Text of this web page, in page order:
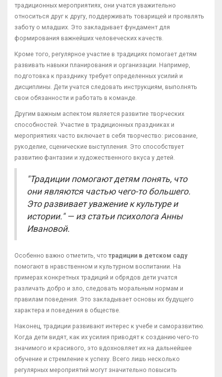
традиционных мероприятиях, они учатся уважительно
относиться друг к другу, поддерживать товарищей и проявлять
заботу о младших. Это закладывает фундамент для
формирования важнейших человеческих качеств.
Кроме того, регулярное участие в традициях помогает детям
развивать навыки планирования и организации. Например,
подготовка к празднику требует определенных усилий и
дисциплины. Дети учатся следовать инструкциям, выполнять
свои обязанности и работать в команде.
Другим важным аспектом является развитие творческих
способностей. Участие в традиционных праздниках и
мероприятиях часто включает в себя творчество: рисование,
рукоделие, сценические выступления. Это способствует
развитию фантазии и художественного вкуса у детей.
"Традиции помогают детям понять, что
они являются частью чего-то большего.
Это развивает уважение к культуре и
истории." — из статьи психолога Анны
Ивановой.
Особенно важно отметить, что традиции в детском саду
помогают в нравственном и культурном воспитании. На
примерах конкретных традиций и обрядов дети учатся
различать добро и зло, следовать моральным нормам и
правилам поведения. Это закладывает основы их будущего
характера и поведения в обществе.
Наконец, традиции развивают интерес к учебе и саморазвитию.
Когда дети видят, как их усилия приводят к созданию чего-то
значимого и красивого, это вдохновляет их на дальнейшее
обучение и стремление к успеху. Всего лишь несколько
регулярных мероприятий могут значительно повысить